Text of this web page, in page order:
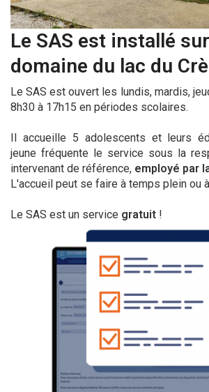
Le SAS est installé
domaine du lac du
Le SAS est ouvert les lundis, mardis,
8h30 à 17h15 en périodes scolaires.
Il accueille 5 adolescents et leurs
jeune fréquente le service sous la
intervenant de référence, employé par
L'accueil peut se faire à temps plein ou
Le SAS est un service gratuit !